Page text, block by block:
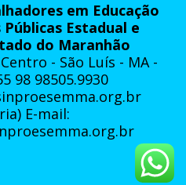
em Educação
Públicas Estadual e
do Maranhão
- São Luís - MA -
98 98505.9930
E-mail: